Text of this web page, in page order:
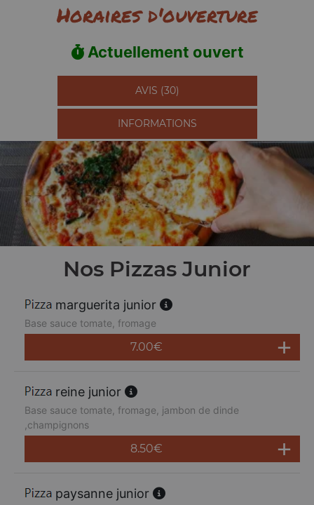
Horaires d'ouverture
Actuellement ouvert
AVIS (30)
INFORMATIONS
Nos Pizzas Junior
marguerita junior
Base sauce tomate, fromage
7.00€
reine junior
Base sauce tomate, fromage, jambon de dinde
,champignons
8.50€
paysanne junior